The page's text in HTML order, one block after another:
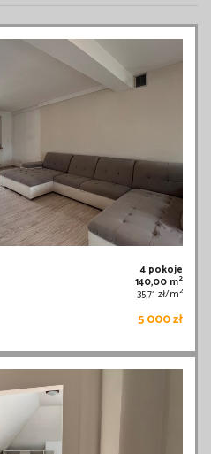
4 pokoje
140,00 m2
35,71 zł/m2
5 000 zł